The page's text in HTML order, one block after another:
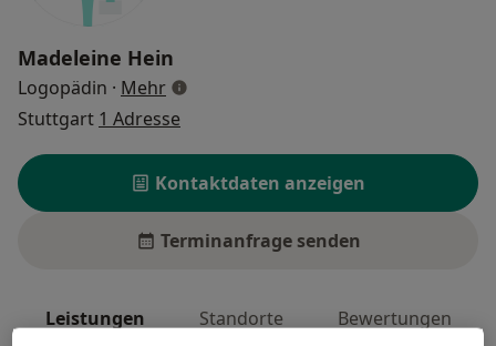
Madeleine Hein
Logopädin · Mehrüber Spezialisierungen
Stuttgart 1 Adresse
Kontaktdaten anzeigen
Terminanfrage senden
Leistungen Standorte Bewertungen